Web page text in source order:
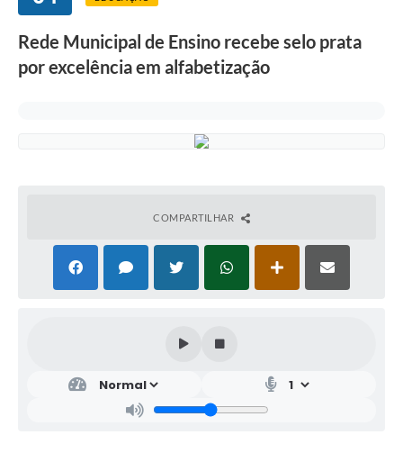
Rede Municipal de Ensino recebe selo prata
por excelência em alfabetização
COMPARTILHAR